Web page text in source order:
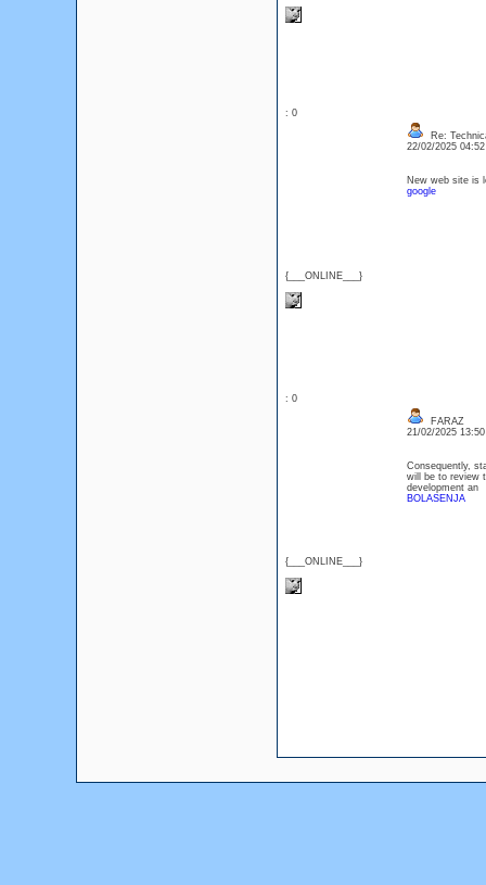
: 0
{___ONLINE___}
Re:
22/02/2025
New web site is
google
: 0
{___ONLINE___}
FARAZ
21/02/2025
Consequently,
will be to review
development an
BOLASENJA